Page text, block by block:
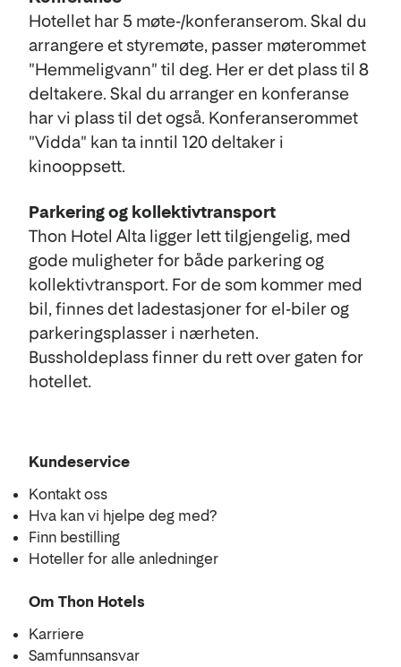
Hotellet har 5 møte-/konferanserom. Skal du
arrangere et styremøte, passer møterommet
"Hemmeligvann" til deg. Her er det plass til 8
deltakere. Skal du arranger en konferanse
har vi plass til det også. Konferanserommet
"Vidda" kan ta inntil 120 deltaker i
kinooppsett.
Parkering og kollektivtransport
Thon Hotel Alta ligger lett tilgjengelig, med
gode muligheter for både parkering og
kollektivtransport. For de som kommer med
bil, finnes det ladestasjoner for el-biler og
parkeringsplasser i nærheten.
Bussholdeplass finner du rett over gaten for
hotellet.
Kundeservice
Kontakt oss
Hva kan vi hjelpe deg med?
Finn bestilling
Hoteller for alle anledninger
Om Thon Hotels
Karriere
Samfunnsansvar